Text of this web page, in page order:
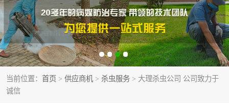
当前位置： 首页 > 供应商机 > 杀虫服务 > 大理杀虫公司 公司致力于
诚信
灭鼠服务 杀虫服务
除虫服务 除蟑螂服务
白蚁防治服务 消杀服务
昆明灭老鼠 昆明灭蟑螂